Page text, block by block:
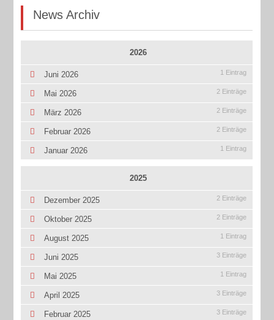
News Archiv
2026
Juni 2026 1 Eintrag
Mai 2026 2 Einträge
März 2026 2 Einträge
Februar 2026 2 Einträge
Januar 2026 1 Eintrag
2025
Dezember 2025 2 Einträge
Oktober 2025 2 Einträge
August 2025 1 Eintrag
Juni 2025 3 Einträge
Mai 2025 1 Eintrag
April 2025 3 Einträge
Februar 2025 3 Einträge